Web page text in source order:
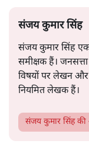
संजय कुमार सिंह
संजय कुमार सिंह
समीक्षक हैं।
विषयों पर लेखन और
नियमित लेखक हैं।
संजय कुमार सिंहकी